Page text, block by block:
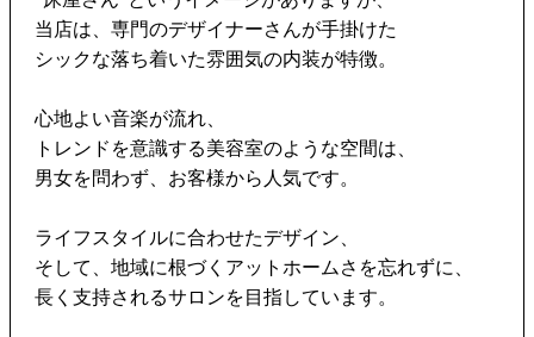
当店は、専門のデザイナーさんが手掛けた
シックな落ち着いた雰囲気の内装が特徴。
心地よい音楽が流れ、
トレンドを意識する美容室のような空間は、
男女を問わず、お客様から人気です。
ライフスタイルに合わせたデザイン、
そして、地域に根づくアットホームさを忘れずに、
長く支持されるサロンを目指しています。